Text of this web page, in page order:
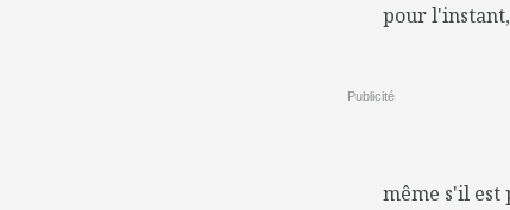
pour l'instant,
Publicité
même s'il est